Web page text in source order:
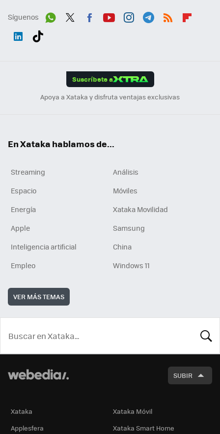
Síguenos
Suscríbete a
Apoya a Xataka y disfruta ventajas exclusivas
En Xataka hablamos de...
Streaming
Análisis
Espacio
Móviles
Energía
Xataka Movilidad
Apple
Samsung
Inteligencia artificial
China
Empleo
Windows 11
VER MÁS TEMAS
SUBIR
Xataka
Xataka Móvil
Applesfera
Xataka Smart Home